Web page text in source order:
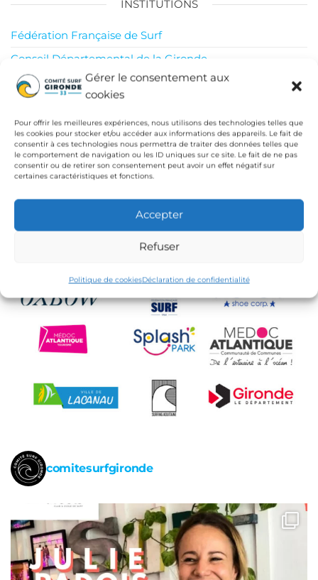
Gérer le consentement aux
cookies
Pour offrir les meilleures expériences, nous utilisons des technologies telles que
les cookies pour stocker et/ou accéder aux informations des appareils. Le fait de
consentir à ces technologies nous permettra de traiter des données telles que
le comportement de navigation ou les ID uniques sur ce site. Le fait de ne pas
consentir ou de retirer son consentement peut avoir un effet négatif sur
certaines caractéristiques et fonctions.
Accepter
Refuser
Politique de cookiesDéclaration de confidentialité
INSTITUTIONS
Fédération Française de Surf
Conseil Départemental de la Gironde
Ligue de Surf de Nouvelle Aquitaine
comitesurfgironde